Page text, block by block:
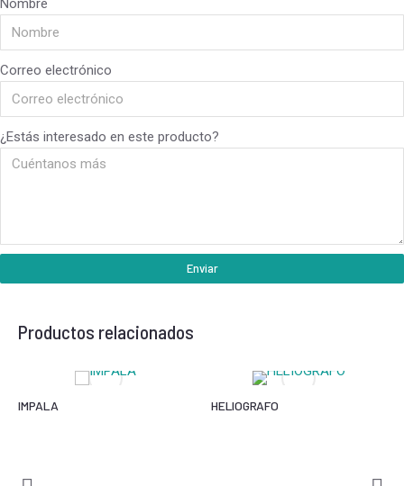
Nombre
Correo electrónico
¿Estás interesado en este producto?
Enviar
Productos relacionados
IMPALA HELIOGRAFO